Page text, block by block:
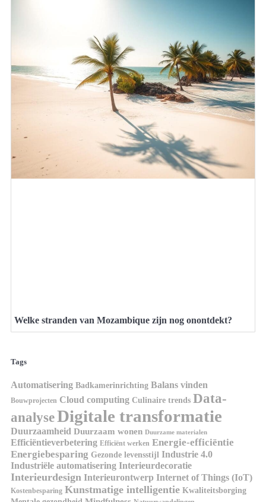
Welke stranden van Mozambique zijn nog onontdekt?
Tags
Automatisering Badkamerinrichting Balans vinden
Bouwprojecten Cloud computing Culinaire trends Data-
analyseDigitale transformatie
Duurzaamheid Duurzaam wonen Duurzame materialen
Efficiëntieverbetering Efficiënt werken Energie-efficiëntie
Energiebesparing Gezonde levensstijl Industrie 4.0
Industriële automatisering Interieurdecoratie
Interieurdesign Interieurontwerp Internet of Things (IoT)
Kostenbesparing Kunstmatige intelligentie Kwaliteitsborging